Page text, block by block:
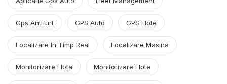
Gps Antifurt GPS Auto GPS Flote
Localizare In Timp Real Localizare Masina
Monitorizare Flota Monitorizare Flote